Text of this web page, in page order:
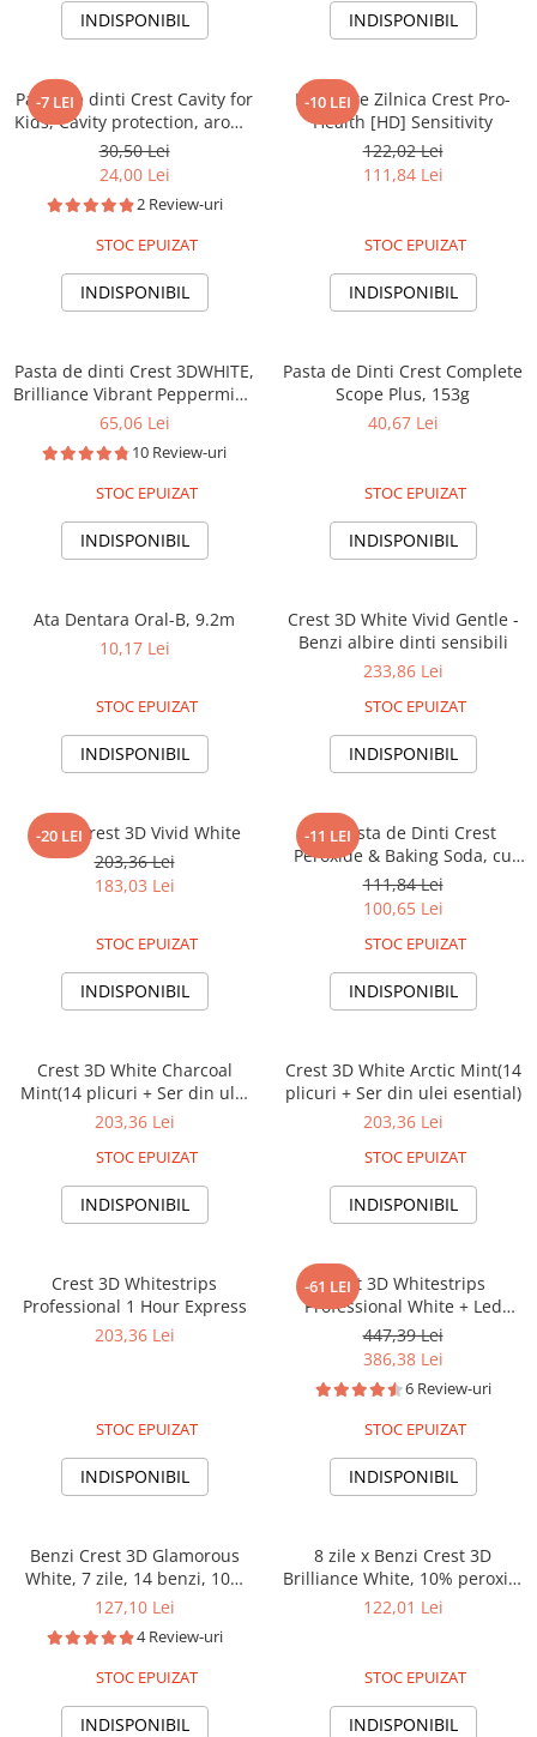
INDISPONIBIL INDISPONIBIL
-7 LEI
Pasta de dinti Crest Cavity for
Kids, Cavity protection, aroma
irezistibila de bubblegum,
130g
30,50 Lei
24,00 Lei
2 Review-uri
STOC EPUIZAT
INDISPONIBIL
-10 LEI
Kit Albire Zilnica Crest Pro-
Health [HD] Sensitivity
122,02 Lei
111,84 Lei
STOC EPUIZAT
INDISPONIBIL
Pasta de dinti Crest 3DWHITE,
Brilliance Vibrant Peppermint,
99g
65,06 Lei
10 Review-uri
STOC EPUIZAT
INDISPONIBIL
Pasta de Dinti Crest Complete
Scope Plus, 153g
40,67 Lei
STOC EPUIZAT
INDISPONIBIL
Ata Dentara Oral-B, 9.2m
10,17 Lei
STOC EPUIZAT
INDISPONIBIL
Crest 3D White Vivid Gentle -
Benzi albire dinti sensibili
233,86 Lei
STOC EPUIZAT
INDISPONIBIL
-20 LEI
Benzi Crest 3D Vivid White
203,36 Lei
183,03 Lei
STOC EPUIZAT
INDISPONIBIL
-11 LEI
2 x Pasta de Dinti Crest
Peroxide & Baking Soda, cu
bicarbonat de sodiu, 2 x 161 g
111,84 Lei
100,65 Lei
STOC EPUIZAT
INDISPONIBIL
Crest 3D White Charcoal
Mint(14 plicuri + Ser din ulei
esential)
203,36 Lei
STOC EPUIZAT
INDISPONIBIL
Crest 3D White Arctic Mint(14
plicuri + Ser din ulei esential)
203,36 Lei
STOC EPUIZAT
INDISPONIBIL
Crest 3D Whitestrips
Professional 1 Hour Express
203,36 Lei
STOC EPUIZAT
INDISPONIBIL
-61 LEI
Crest 3D Whitestrips
Professional White + Led
Light, 19 plicuri, 38 plasturi,
Lampa UV, concentratie 10%,
nivel albire 30, kit albire dinti
447,39 Lei
386,38 Lei
6 Review-uri
STOC EPUIZAT
INDISPONIBIL
Benzi Crest 3D Glamorous
White, 7 zile, 14 benzi, 10%
concentratie, aplicare 30 min,
dinti
127,10 Lei
4 Review-uri
STOC EPUIZAT
INDISPONIBIL
8 zile x Benzi Crest 3D
Brilliance White, 10% peroxid,
10% concentratie, 16 benzi
122,01 Lei
STOC EPUIZAT
INDISPONIBIL